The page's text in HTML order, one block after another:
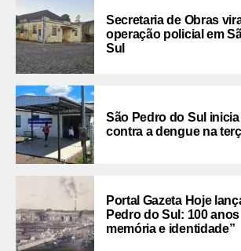
Secretaria de Obras
operação policial em
Sul
São Pedro do Sul
contra a dengue na
Portal Gazeta Hoje
Pedro do Sul: 100
memória e identidade”